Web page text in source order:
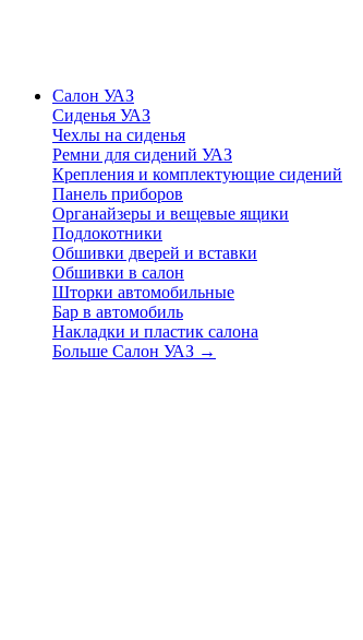
Салон УАЗ
Сиденья УАЗ
Чехлы на сиденья
Ремни для сидений УАЗ
Крепления и комплектующие сидений
Панель приборов
Органайзеры и вещевые ящики
Подлокотники
Обшивки дверей и вставки
Обшивки в салон
Шторки автомобильные
Бар в автомобиль
Накладки и пластик салона
Больше Салон УАЗ →